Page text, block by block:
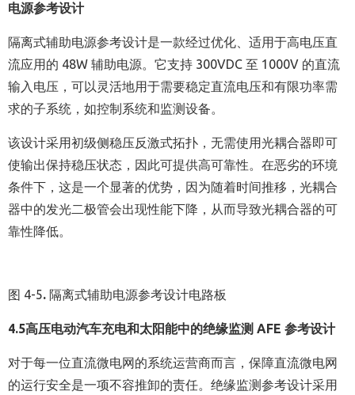
电源参考设计
隔离式辅助电源参考设计是一款经过优化、适用于高电压直
流应用的 48W 辅助电源。它支持 300VDC 至 1000V 的直流
输入电压，可以灵活地用于需要稳定直流电压和有限功率需
求的子系统，如控制系统和监测设备。
该设计采用初级侧稳压反激式拓扑，无需使用光耦合器即可
使输出保持稳压状态，因此可提供高可靠性。在恶劣的环境
条件下，这是一个显著的优势，因为随着时间推移，光耦合
器中的发光二极管会出现性能下降，从而导致光耦合器的可
靠性降低。
图 4-5. 隔离式辅助电源参考设计电路板
4.5高压电动汽车充电和太阳能中的绝缘监测 AFE 参考设计
对于每一位直流微电网的系统运营商而言，保障直流微电网
的运行安全是一项不容推卸的责任。绝缘监测参考设计采用